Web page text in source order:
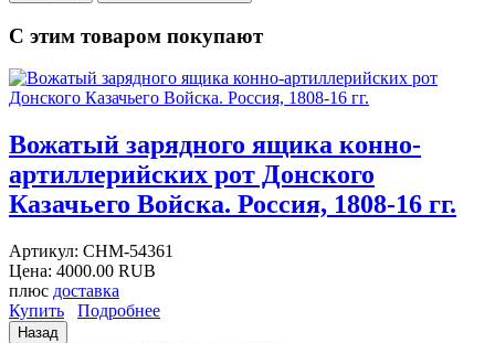
С этим товаром покупают
Вожатый зарядного ящика конно-
артиллерийских рот Донского
Казачьего Войска. Россия, 1808-16 гг.
Артикул: CHM-54361
Цена: 4000.00 RUB
плюс доставка
Купить
Подробнее